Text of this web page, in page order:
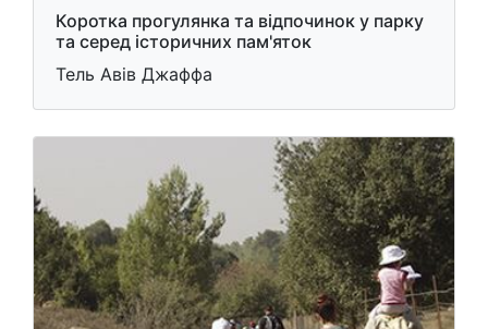
Коротка прогулянка та відпочинок у парку
та серед історичних пам'яток
Тель Авів Джаффа